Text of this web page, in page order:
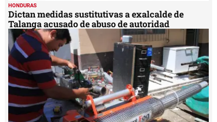
HONDURAS
Dictan medidas sustitutivas a exalcalde de
Talanga acusado de abuso de autoridad